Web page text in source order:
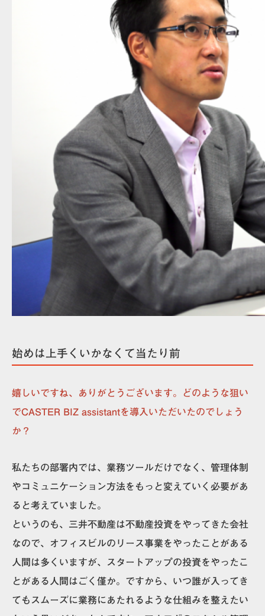
始めは上手くいかなくて当たり前
嬉しいですね、ありがとうございます。どのような狙い
でCASTER BIZ assistantを導入いただいたのでしょう
か？
私たちの部署内では、業務ツールだけでなく、管理体制
やコミュニケーション方法をもっと変えていく必要があ
ると考えていました。
というのも、三井不動産は不動産投資をやってきた会社
なので、オフィスビルのリース事業をやったことがある
人間は多くいますが、スタートアップの投資をやったこ
とがある人間はごく僅か。ですから、いつ誰が入ってき
てもスムーズに業務にあたれるような仕組みを整えたい